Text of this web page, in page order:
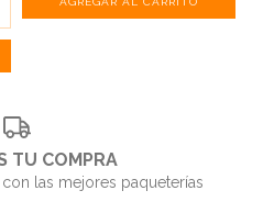
TU COMPRA
las mejores paqueterías